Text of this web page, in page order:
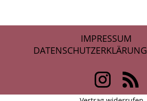
IMPRESSUM
DATENSCHUTZERKLÄRUNG